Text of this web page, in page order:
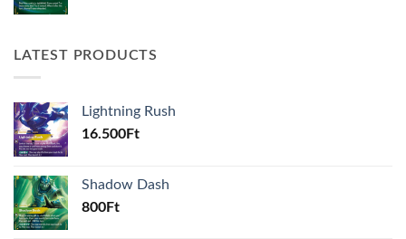
LATEST PRODUCTS
Lightning Rush
16.500Ft
Shadow Dash
800Ft